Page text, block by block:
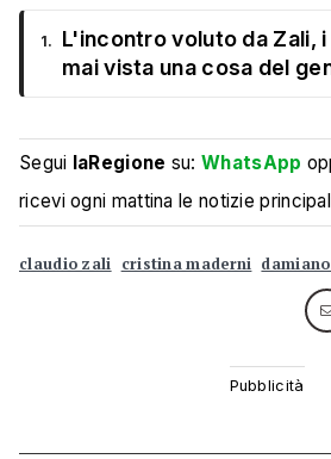
1.
L'incontro voluto da Zali,
mai vista una cosa del
Segui laRegione su:WhatsApp
ricevi ogni mattina le notizie
claudio zali cristina maderni